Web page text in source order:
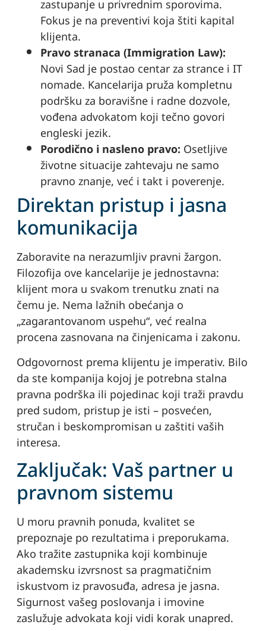
zastupanje u privrednim sporovima.
Fokus je na preventivi koja štiti kapital
klijenta.
Pravo stranaca (Immigration Law):
Novi Sad je postao centar za strance i IT
nomade. Kancelarija pruža kompletnu
podršku za boravišne i radne dozvole,
vođena advokatom koji tečno govori
engleski jezik.
Porodično i nasleno pravo:Osetljive
životne situacije zahtevaju ne samo
pravno znanje, već i takt i poverenje.
Direktan pristup i jasna
komunikacija
Zaboravite na nerazumljiv pravni žargon.
Filozofija ove kancelarije je jednostavna:
klijent mora u svakom trenutku znati na
čemu je. Nema lažnih obećanja o
„zagarantovanom uspehu“, već realna
procena zasnovana na činjenicama i zakonu.
Odgovornost prema klijentu je imperativ. Bilo
da ste kompanija kojoj je potrebna stalna
pravna podrška ili pojedinac koji traži pravdu
pred sudom, pristup je isti – posvećen,
stručan i beskompromisan u zaštiti vaših
interesa.
Zaključak: Vaš partner u
pravnom sistemu
U moru pravnih ponuda, kvalitet se
prepoznaje po rezultatima i preporukama.
Ako tražite zastupnika koji kombinuje
akademsku izvrsnost sa pragmatičnim
iskustvom iz pravosuđa, adresa je jasna.
Sigurnost vašeg poslovanja i imovine
zaslužuje advokata koji vidi korak unapred.